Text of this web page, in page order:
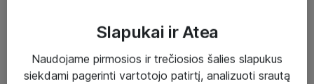
Paslaugos
Slapukai ir Atea
Naudojame pirmosios ir trečiosios šalies slapukus
siekdami pagerinti vartotojo patirtį, analizuoti srautą